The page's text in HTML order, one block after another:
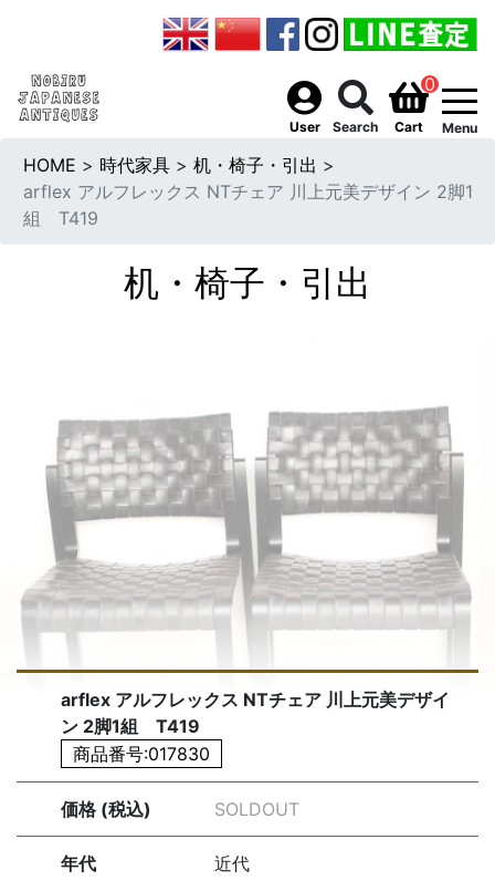
User Search
0
Cart Menu
HOME > 時代家具 > 机・椅子・引出 >
arflex アルフレックス NTチェア 川上元美デザイン 2脚1
組 T419
机・椅子・引出
arflex アルフレックス NTチェア 川上元美デザイ
ン 2脚1組 T419
商品番号:017830
価格 (税込) SOLDOUT
年代 近代